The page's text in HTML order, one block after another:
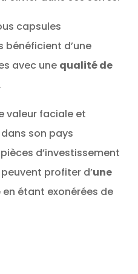
capsules
d’une
avec une qualité de
valeur faciale et
son pays
d’investissement
profiter d’une
en étant exonérées de